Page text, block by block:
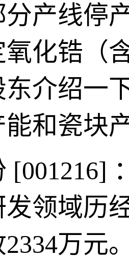
产线停
氧化锆（
介绍一
和瓷块
[001216]
领域历
万元